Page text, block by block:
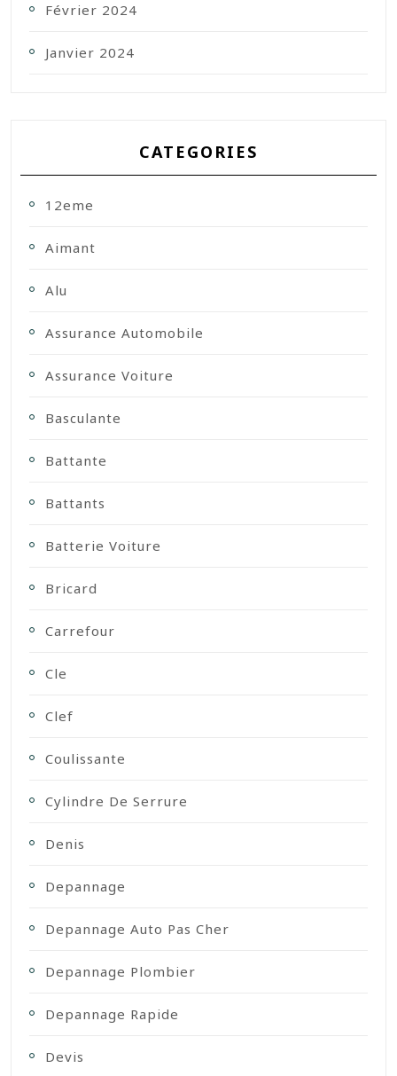
Février 2024
Janvier 2024
CATEGORIES
12eme
Aimant
Alu
Assurance Automobile
Assurance Voiture
Basculante
Battante
Battants
Batterie Voiture
Bricard
Carrefour
Cle
Clef
Coulissante
Cylindre De Serrure
Denis
Depannage
Depannage Auto Pas Cher
Depannage Plombier
Depannage Rapide
Devis